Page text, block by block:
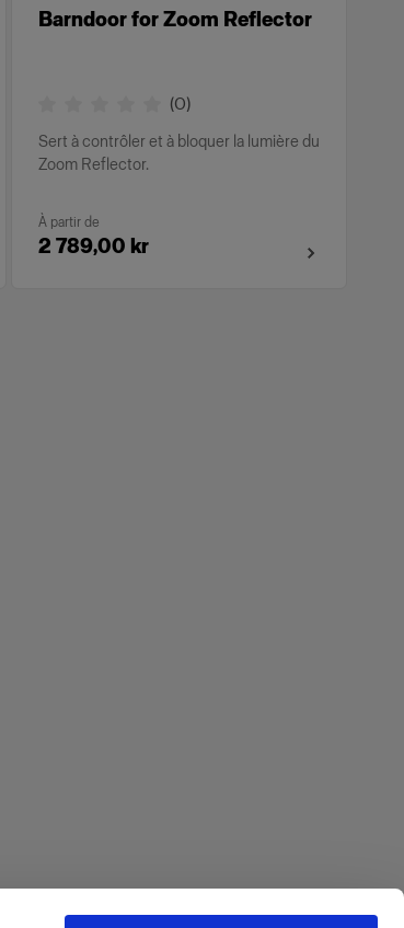
Barndoor for Zoom Reflector
(0)
Sert à contrôler et à bloquer la lumière du
Zoom Reflector.
À partir de
2 789,00 kr